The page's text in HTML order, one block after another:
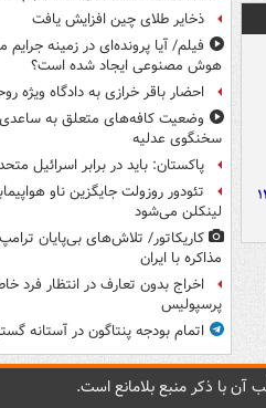
ذخایر طلای چین افزایش یافت
فیلم/ آیا پرونده‌ای در زمینه جرایم
هوش مصنوعی ایجاد شده است؟
احضار باقر خرازی به دادگاه ویژه
وضعیت کافه‌های متعلق به ساعدی
سخنگوی عدلیه
پاکستان: باید در برابر اسرائیل
تئودور روزولت جایگزین ناو
لینکلن می‌شود
کاریکاتور/ تلاش‌های بی‌پایان
مذاکره با ایران
اخراج بدون تعارف در انتظار فرد
پرسپولیس
اتمام بودجه پنتاگون در آستانه
آن با ذکر منبع بلامانع است.